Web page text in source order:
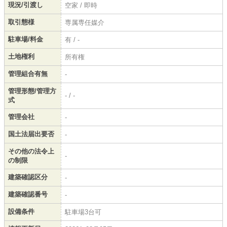
現況/引渡し 空家 / 即時
取引態様 専属専任媒介
駐車場/料金 有 / -
土地権利 所有権
管理組合有無 -
管理形態/管理方
式
- / -
管理会社 -
国土法届出要否 -
その他の法令上
の制限
-
建築確認区分 -
建築確認番号 -
設備条件 駐車場3台可